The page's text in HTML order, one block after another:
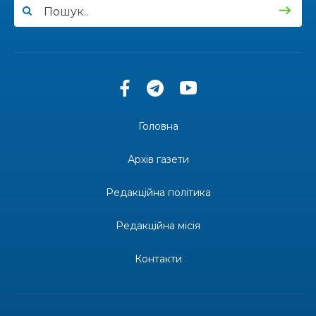
«Дві музи» у Рівному: свято краси, мистецтва
Одна з найяскравіших постатей Бахмута –
професійним святом
Головна
Архів газети
Редакційна політика
Редакційна місія
Контакти